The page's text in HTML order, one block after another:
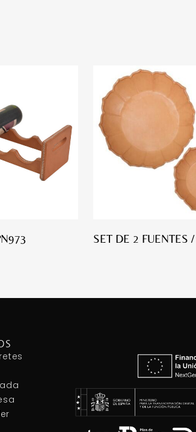
SET DE 2 FUENTES